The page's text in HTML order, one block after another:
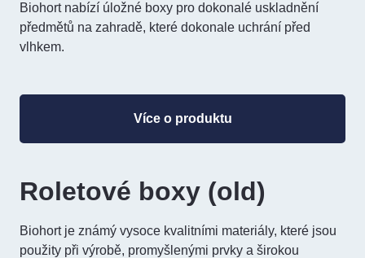
Biohort nabízí úložné boxy pro dokonalé uskladnění
předmětů na zahradě, které dokonale uchrání před
vlhkem.
Více o produktu
Roletové boxy (old)
Biohort je známý vysoce kvalitními materiály, které jsou
použity při výrobě, promyšlenými prvky a širokou